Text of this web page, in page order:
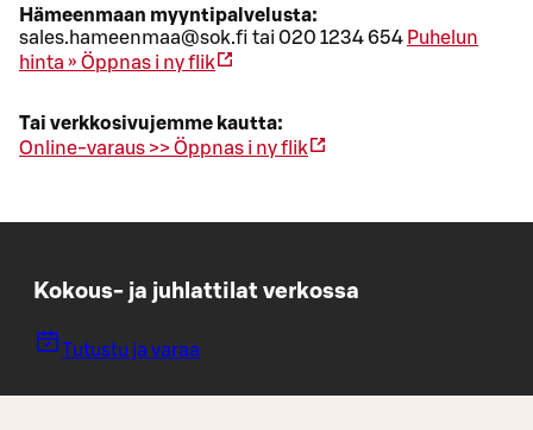
Hämeenmaan myyntipalvelusta:
sales.hameenmaa@sok.fi tai 020 1234 654 Puhelun
hinta » Öppnas i ny flik
Tai verkkosivujemme kautta:
Online-varaus >>Öppnas i ny flik
Kokous- ja juhlattilat verkossa
Tutustu ja varaa